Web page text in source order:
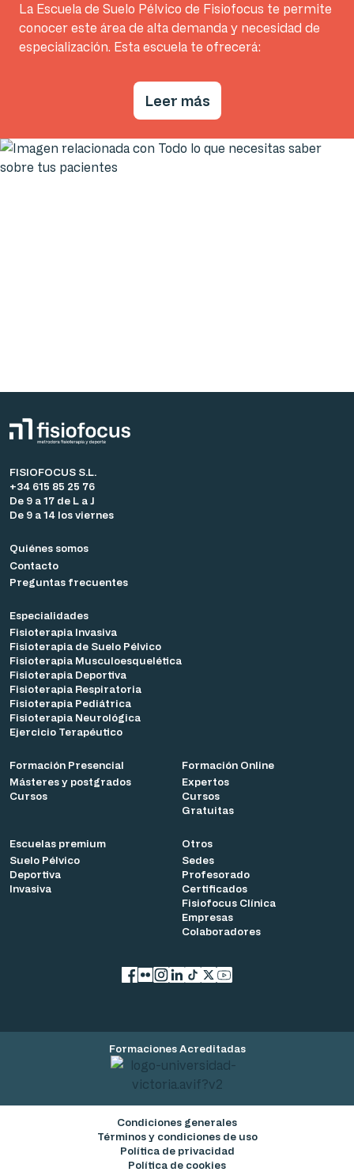
La Escuela de Suelo Pélvico de Fisiofocus te permite
conocer este área de alta demanda y necesidad de
especialización. Esta escuela te ofrecerá:
Leer más
FISIOFOCUS S.L.
+34 615 85 25 76
De 9 a 17 de L a J
De 9 a 14 los viernes
Quiénes somos
Contacto
Preguntas frecuentes
Especialidades
Fisioterapia Invasiva
Fisioterapia de Suelo Pélvico
Fisioterapia Musculoesquelética
Fisioterapia Deportiva
Fisioterapia Respiratoria
Fisioterapia Pediátrica
Fisioterapia Neurológica
Ejercicio Terapéutico
Formación Presencial
Másteres y postgrados
Cursos
Formación Online
Expertos
Cursos
Gratuitas
Escuelas premium
Suelo Pélvico
Deportiva
Invasiva
Otros
Sedes
Profesorado
Certificados
Fisiofocus Clínica
Empresas
Colaboradores
Formaciones Acreditadas
Condiciones generales
Términos y condiciones de uso
Política de privacidad
Política de cookies